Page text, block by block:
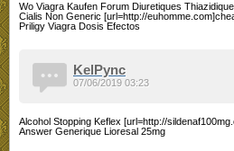
Wo Viagra Kaufen Forum Diuretiques
Cialis Non Generic [url=http://
Priligy Viagra Dosis Efectos
KelPync
Alcohol Stopping Keflex [url=http://
Answer Generique Lioresal 25mg
07/06/2019 03:23